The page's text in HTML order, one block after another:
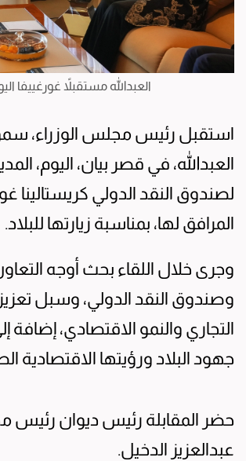
العبدالله مستقبلاً غورغييفا
استقبل رئيس مجلس الوزراء،
العبدالله، في قصر بيان، اليوم،
لصندوق النقد الدولي كريستالينا
المرافق لها، بمناسبة زيارتها للبلاد.
وجرى خلال اللقاء بحث أوجه
وصندوق النقد الدولي، وسبل
التجاري والنمو الاقتصادي،
جهود البلاد ورؤيتها الاقتصادية
حضر المقابلة رئيس ديوان رئيس
عبدالعزيز الدخيل.